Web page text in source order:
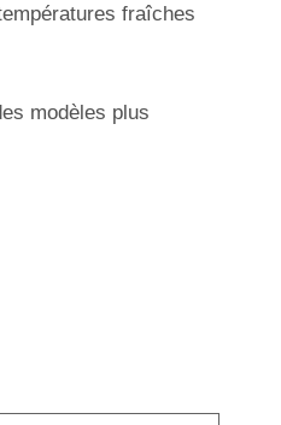
fraîches
modèles plus